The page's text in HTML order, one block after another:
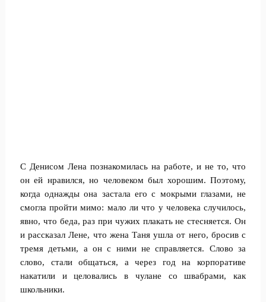
С Денисом Лена познакомилась на работе, и не то, что
он ей нравился, но человеком был хорошим. Поэтому,
когда однажды она застала его с мокрыми глазами, не
смогла пройти мимо: мало ли что у человека случилось,
явно, что беда, раз при чужих плакать не стесняется. Он
и рассказал Лене, что жена Таня ушла от него, бросив с
тремя детьми, а он с ними не справляется. Слово за
слово, стали общаться, а через год на корпоративе
накатили и целовались в чулане со швабрами, как
школьники.